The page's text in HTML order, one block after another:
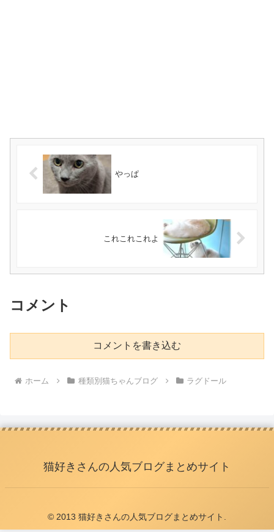
やっぱ
これこれこれよ
コメント
コメントを書き込む
ホーム 種類別猫ちゃんブログ ラグドール
猫好きさんの人気ブログまとめサイト
© 2013 猫好きさんの人気ブログまとめサイト.